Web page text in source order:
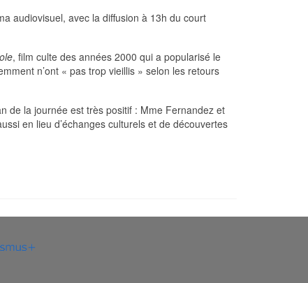
audiovisuel, avec la diffusion à 13h du court
, film culte des années 2000 qui a popularisé le
n’ont « pas trop vieillis » selon les retours
de la journée est très positif : Mme Fernandez et
en lieu d’échanges culturels et de découvertes